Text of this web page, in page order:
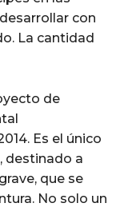
con
La cantidad
de
Es el único
destinado a
que se
No solo un